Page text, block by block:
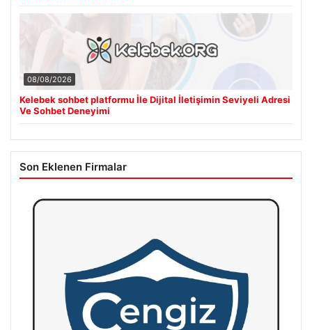
08/08/2026
Kelebek sohbet platformu İle Dijital İletişimin Seviyeli Adresi
Ve Sohbet Deneyimi
Son Eklenen Firmalar